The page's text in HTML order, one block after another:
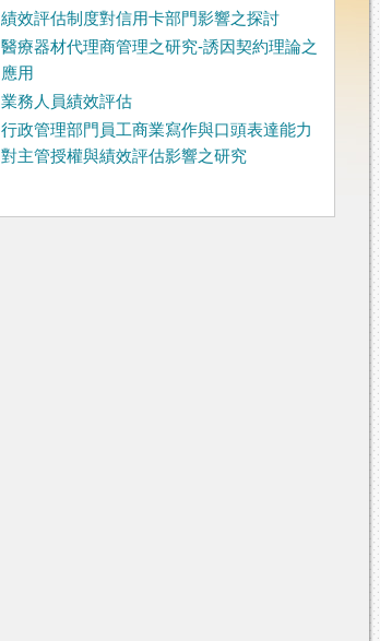
績效評估制度對信用卡部門影響之探討
醫療器材代理商管理之研究-誘因契約理論之
應用
業務人員績效評估
行政管理部門員工商業寫作與口頭表達能力
對主管授權與績效評估影響之研究